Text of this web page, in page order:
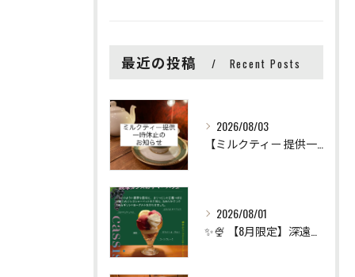
最近の投稿 Recent Posts
2026/08/03
2026/08/01